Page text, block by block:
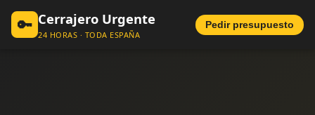
🔑 Cerrajero Urgente
24 HORAS · TODA ESPAÑA
Pedir presupuesto